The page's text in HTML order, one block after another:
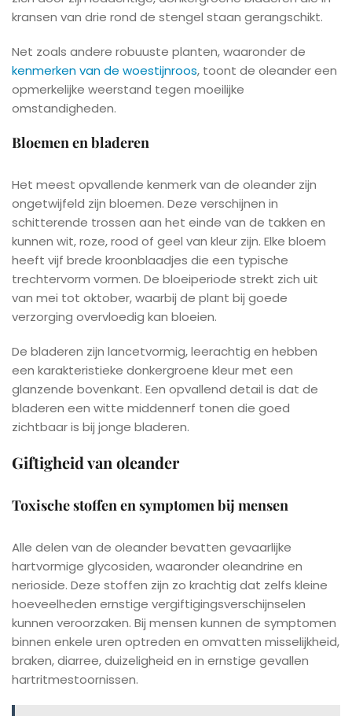
kransen van drie rond de stengel staan gerangschikt.
Net zoals andere robuuste planten, waaronder de
kenmerken van de woestijnroos, toont de oleander een
opmerkelijke weerstand tegen moeilijke
omstandigheden.
Bloemen en bladeren
Het meest opvallende kenmerk van de oleander zijn
ongetwijfeld zijn bloemen. Deze verschijnen in
schitterende trossen aan het einde van de takken en
kunnen wit, roze, rood of geel van kleur zijn. Elke bloem
heeft vijf brede kroonblaadjes die een typische
trechtervorm vormen. De bloeiperiode strekt zich uit
van mei tot oktober, waarbij de plant bij goede
verzorging overvloedig kan bloeien.
De bladeren zijn lancetvormig, leerachtig en hebben
een karakteristieke donkergroene kleur met een
glanzende bovenkant. Een opvallend detail is dat de
bladeren een witte middennerf tonen die goed
zichtbaar is bij jonge bladeren.
Giftigheid van oleander
Toxische stoffen en symptomen bij mensen
Alle delen van de oleander bevatten gevaarlijke
hartvormige glycosiden, waaronder oleandrine en
nerioside. Deze stoffen zijn zo krachtig dat zelfs kleine
hoeveelheden ernstige vergiftigingsverschijnselen
kunnen veroorzaken. Bij mensen kunnen de symptomen
binnen enkele uren optreden en omvatten misselijkheid,
braken, diarree, duizeligheid en in ernstige gevallen
hartritmestoornissen.